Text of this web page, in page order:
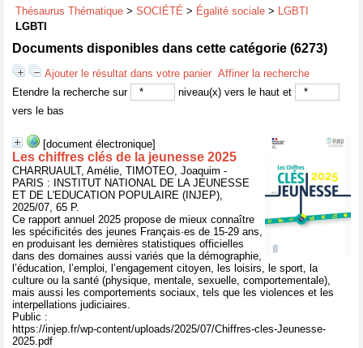
Thésaurus Thématique > SOCIÉTÉ > Égalité sociale > LGBTI
LGBTI
Documents disponibles dans cette catégorie (6273)
Ajouter le résultat dans votre panier Affiner la recherche
Etendre la recherche sur
niveau(x) vers le haut et
vers le bas
[document électronique]
Les chiffres clés de la jeunesse 2025
CHARRUAULT, Amélie, TIMOTEO, Joaquim -
PARIS : INSTITUT NATIONAL DE LA JEUNESSE
ET DE L'EDUCATION POPULAIRE (INJEP),
2025/07, 65 P.
Ce rapport annuel 2025 propose de mieux connaître
les spécificités des jeunes Français·es de 15-29 ans,
en produisant les dernières statistiques officielles
dans des domaines aussi variés que la démographie,
l’éducation, l’emploi, l’engagement citoyen, les loisirs, le sport, la
culture ou la santé (physique, mentale, sexuelle, comportementale),
mais aussi les comportements sociaux, tels que les violences et les
interpellations judiciaires.
Public :
https://injep.fr/wp-content/uploads/2025/07/Chiffres-cles-Jeunesse-
2025.pdf